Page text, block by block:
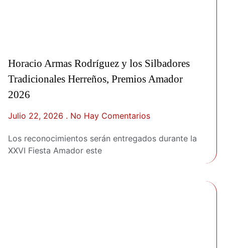
Horacio Armas Rodríguez y los Silbadores
Tradicionales Herreños, Premios Amador
2026
Julio 22, 2026 No Hay Comentarios
Los reconocimientos serán entregados durante la
XXVI Fiesta Amador este